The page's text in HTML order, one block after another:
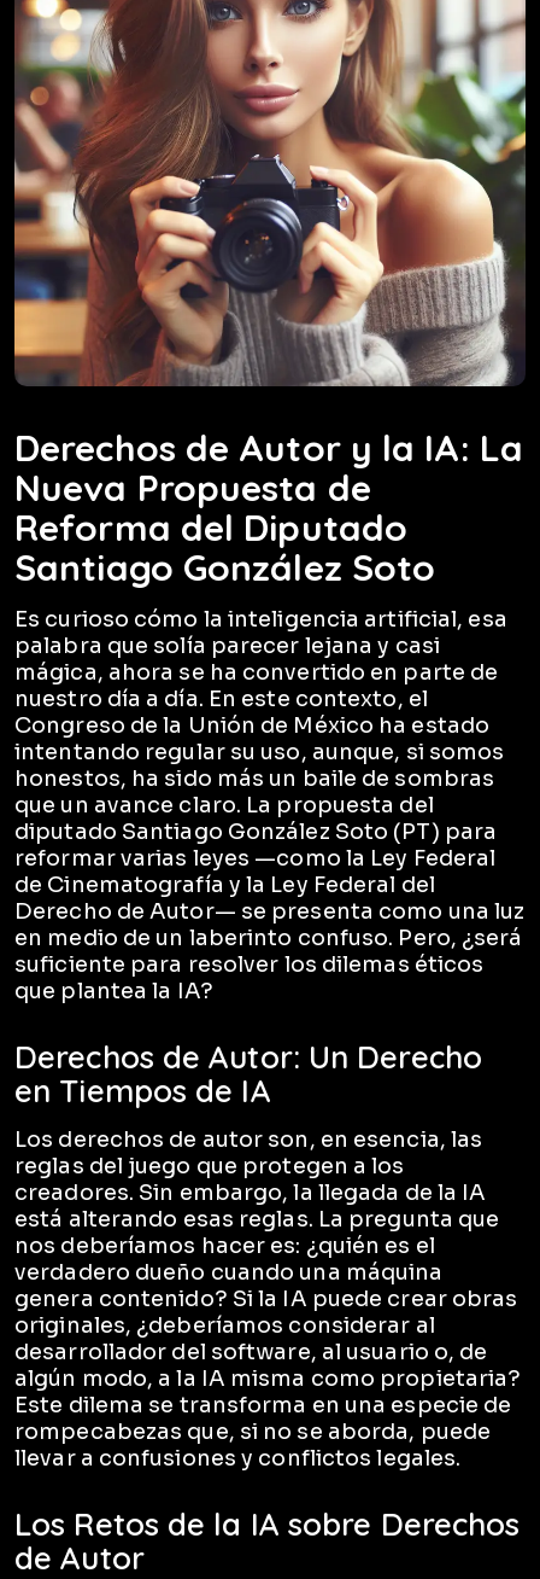
Derechos de Autor y la IA: La
Nueva Propuesta de
Reforma del Diputado
Santiago González Soto
Es curioso cómo la inteligencia artificial, esa
palabra que solía parecer lejana y casi
mágica, ahora se ha convertido en parte de
nuestro día a día. En este contexto, el
Congreso de la Unión de México ha estado
intentando regular su uso, aunque, si somos
honestos, ha sido más un baile de sombras
que un avance claro. La propuesta del
diputado Santiago González Soto (PT) para
reformar varias leyes —como la Ley Federal
de Cinematografía y la Ley Federal del
Derecho de Autor— se presenta como una luz
en medio de un laberinto confuso. Pero, ¿será
suficiente para resolver los dilemas éticos
que plantea la IA?
Derechos de Autor: Un Derecho
en Tiempos de IA
Los derechos de autor son, en esencia, las
reglas del juego que protegen a los
creadores. Sin embargo, la llegada de la IA
está alterando esas reglas. La pregunta que
nos deberíamos hacer es: ¿quién es el
verdadero dueño cuando una máquina
genera contenido? Si la IA puede crear obras
originales, ¿deberíamos considerar al
desarrollador del software, al usuario o, de
algún modo, a la IA misma como propietaria?
Este dilema se transforma en una especie de
rompecabezas que, si no se aborda, puede
llevar a confusiones y conflictos legales.
Los Retos de la IA sobre Derechos
de Autor